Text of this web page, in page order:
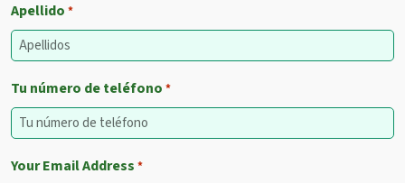
Apellido *
Tu número de teléfono *
Your Email Address *